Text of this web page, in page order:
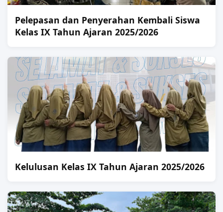
Pelepasan dan Penyerahan Kembali Siswa
Kelas IX Tahun Ajaran 2025/2026
Kelulusan Kelas IX Tahun Ajaran 2025/2026